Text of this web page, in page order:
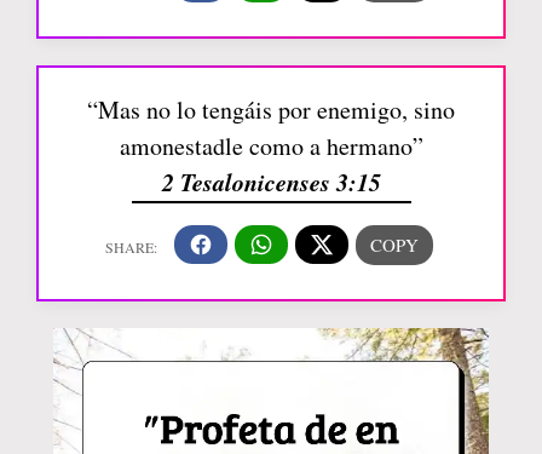
“Mas no lo tengáis por enemigo, sino
amonestadle como a hermano”
2 Tesalonicenses 3:15